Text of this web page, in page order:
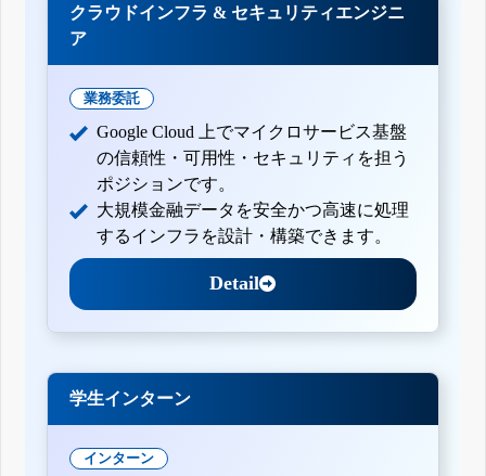
クラウドインフラ & セキュリティエンジニ
ア
業務委託
Google Cloud 上でマイクロサービス基盤
の信頼性・可用性・セキュリティを担う
ポジションです。
大規模金融データを安全かつ高速に処理
するインフラを設計・構築できます。
Detail
学生インターン
インターン